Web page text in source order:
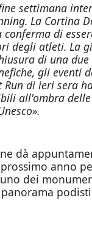
settimana
La Cortina
conferma di
degli atleti. La
di una
gli eventi
Run di ieri sera
all'ombra
dà
anno
dei